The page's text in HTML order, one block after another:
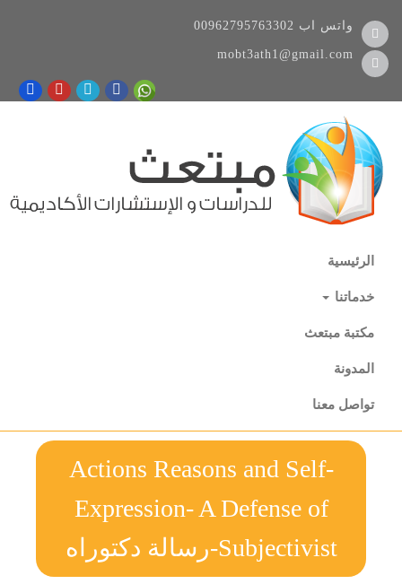
00962795763302 واتس اب
mobt3ath1@gmail.com
الرئيسية
خدماتنا
مكتبة مبتعث
المدونة
تواصل معنا
Actions Reasons and Self-
Expression- A Defense of
Subjectivist-رسالة دكتوراه